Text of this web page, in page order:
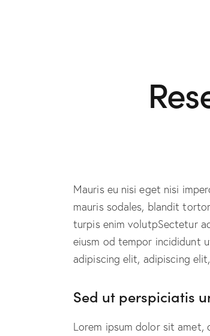
Mauris eu nisi eget nisi
mauris sodales, blandit
turpis enim volutpSectetur
eiusm od tempor incididunt
adipiscing elit, adipiscing
Sed ut perspiciatis
Lorem ipsum dolor sit amet,